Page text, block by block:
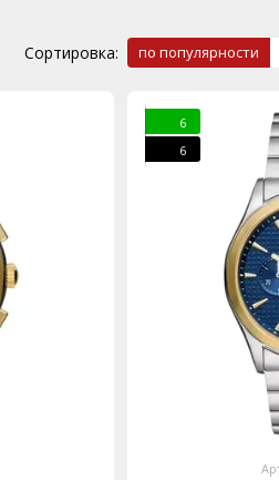
Сортировка: по популярности
6
6